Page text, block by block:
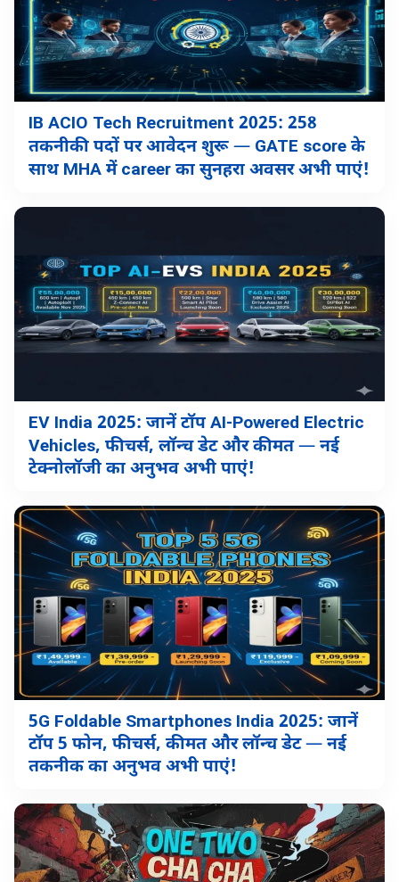
IB ACIO Tech Recruitment 2025: 258
तकनीकी पदों पर आवेदन शुरू — GATE score के
साथ MHA में career का सुनहरा अवसर अभी पाएं!
EV India 2025: जानें टॉप AI-Powered Electric
Vehicles, फीचर्स, लॉन्च डेट और कीमत — नई
टेक्नोलॉजी का अनुभव अभी पाएं!
5G Foldable Smartphones India 2025: जानें
टॉप 5 फोन, फीचर्स, कीमत और लॉन्च डेट — नई
तकनीक का अनुभव अभी पाएं!